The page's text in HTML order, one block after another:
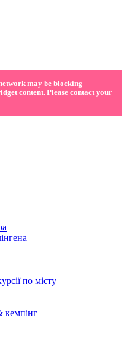
may be blocking
content. Please contact your
по місту
кемпінг